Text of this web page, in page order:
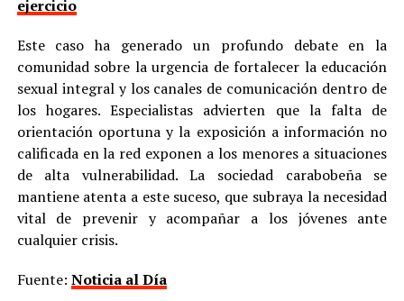
ejercicio
Este caso ha generado un profundo debate en la
comunidad sobre la urgencia de fortalecer la educación
sexual integral y los canales de comunicación dentro de
los hogares. Especialistas advierten que la falta de
orientación oportuna y la exposición a información no
calificada en la red exponen a los menores a situaciones
de alta vulnerabilidad. La sociedad carabobeña se
mantiene atenta a este suceso, que subraya la necesidad
vital de prevenir y acompañar a los jóvenes ante
cualquier crisis.
Fuente: Noticia al Día